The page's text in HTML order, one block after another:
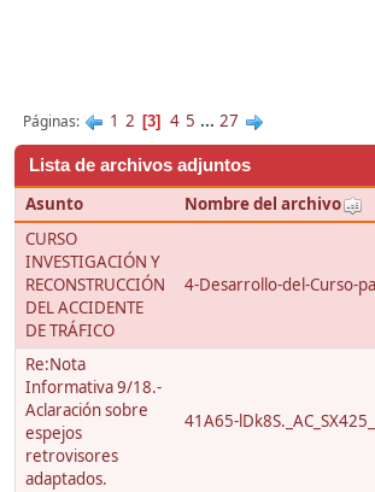
Páginas 1 2 3 4 5 ... 27
Lista de archivos adjuntos
Asunto
Nombre del archivo
CURSO
INVESTIGACIÓN Y
RECONSTRUCCIÓN
DEL ACCIDENTE
DE TRÁFICO
4-Desarrollo-del-Curso-
Re:Nota
Informativa 9/18.-
Aclaración sobre
espejos
retrovisores
adaptados.
41A65-